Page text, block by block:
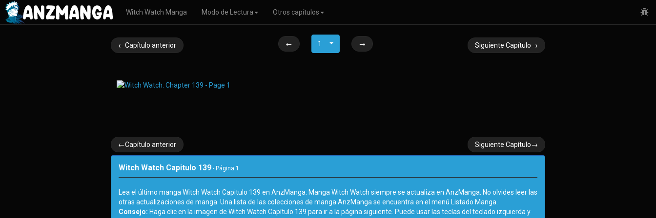
Witch Watch Manga Modo de Lectura Otros capítulos
←Capítulo anterior Siguiente Capítulo→
← 1 →
←Capítulo anterior Siguiente Capítulo→
Witch Watch Capitulo 139 - Página 1
Lea el último manga Witch Watch Capitulo 139 en AnzManga. Manga Witch Watch siempre se actualiza en AnzManga. No olvides leer las
otras actualizaciones de manga. Una lista de las colecciones de manga AnzManga se encuentra en el menú Listado Manga.
Consejo: Haga clic en la imagen de Witch Watch Capítulo 139 para ir a la página siguiente. Puede usar las teclas del teclado izquierda y